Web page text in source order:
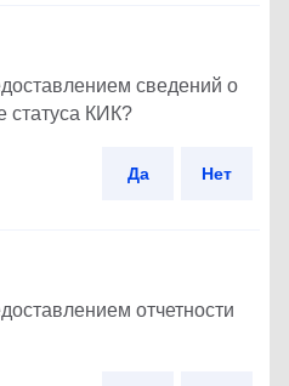
сведений о
статуса КИК?
Да Нет
отчетности